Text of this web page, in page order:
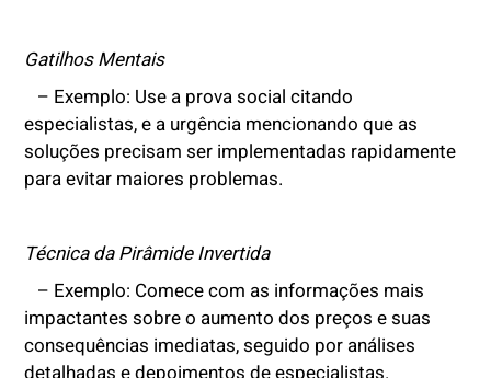
Gatilhos Mentais
– Exemplo: Use a prova social citando
especialistas, e a urgência mencionando que as
soluções precisam ser implementadas rapidamente
para evitar maiores problemas.
Técnica da Pirâmide Invertida
– Exemplo: Comece com as informações mais
impactantes sobre o aumento dos preços e suas
consequências imediatas, seguido por análises